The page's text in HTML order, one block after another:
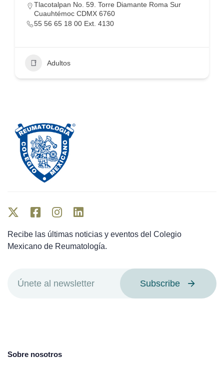
Tlacotalpan No. 59. Torre Diamante Roma Sur
Cuauhtémoc CDMX 6760
55 56 65 18 00 Ext. 4130
Adultos
Recibe las últimas noticias y eventos del Colegio
Mexicano de Reumatología.
Subscribe
Sobre nosotros